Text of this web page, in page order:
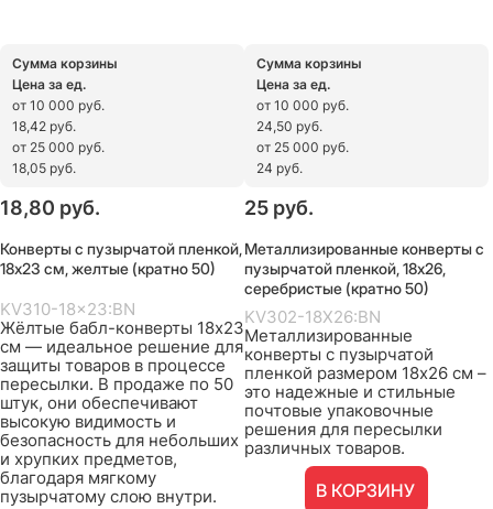
Сумма корзины
Цена за ед.
от 10 000 руб.
18,42 руб.
от 25 000 руб.
18,05 руб.
18,80 руб.
Конверты с пузырчатой пленкой,
18х23 см, желтые (кратно 50)
KV310-18x23:BN
Жёлтые бабл-конверты 18x23
см — идеальное решение для
защиты товаров в процессе
пересылки. В продаже по 50
штук, они обеспечивают
высокую видимость и
безопасность для небольших
и хрупких предметов,
благодаря мягкому
пузырчатому слою внутри.
Сумма корзины
Цена за ед.
от 10 000 руб.
24,50 руб.
от 25 000 руб.
24 руб.
25 руб.
Металлизированные конверты с
пузырчатой пленкой, 18х26,
серебристые (кратно 50)
KV302-18X26:BN
Металлизированные
конверты с пузырчатой
пленкой размером 18x26 см –
это надежные и стильные
почтовые упаковочные
решения для пересылки
различных товаров.
В КОРЗИНУ